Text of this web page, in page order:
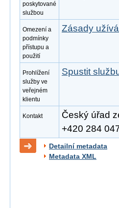
poskytované
službou
Omezení a
podmínky
přístupu a
použití
Zásady
Prohlížení
služby ve
veřejném
klientu
Spustit
Kontakt
Český úřad
+420 284
Detailní metadata
Metadata XML